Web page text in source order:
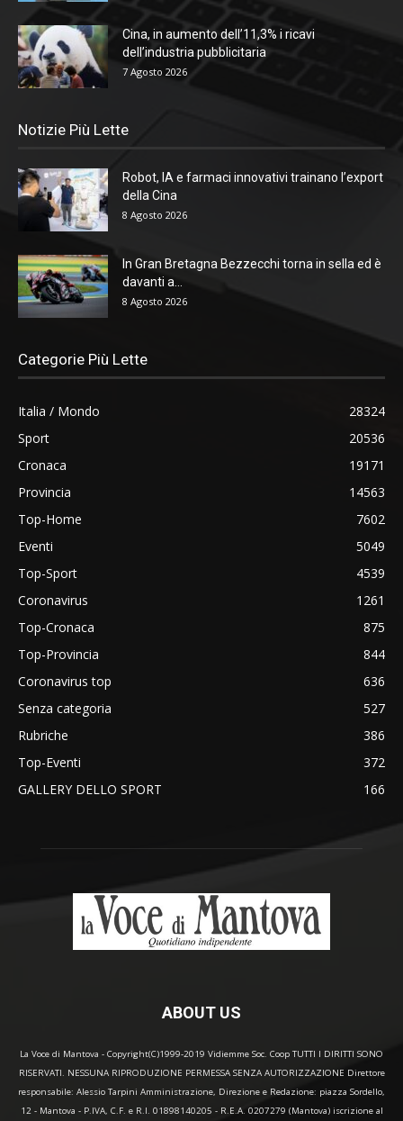
Cina, in aumento dell’11,3% i ricavi
dell’industria pubblicitaria
7 Agosto 2026
Notizie Più Lette
Robot, IA e farmaci innovativi trainano l’export
della Cina
8 Agosto 2026
In Gran Bretagna Bezzecchi torna in sella ed è
davanti a...
8 Agosto 2026
Categorie Più Lette
Italia / Mondo
28324
Sport
20536
Cronaca
19171
Provincia
14563
Top-Home
7602
Eventi
5049
Top-Sport
4539
Coronavirus
1261
Top-Cronaca
875
Top-Provincia
844
Coronavirus top
636
Senza categoria
527
Rubriche
386
Top-Eventi
372
GALLERY DELLO SPORT
166
ABOUT US
La Voce di Mantova - Copyright(C)1999-2019 Vidiemme Soc. Coop TUTTI I DIRITTI SONO
RISERVATI. NESSUNA RIPRODUZIONE PERMESSA SENZA AUTORIZZAZIONE Direttore
responsabile: Alessio Tarpini Amministrazione, Direzione e Redazione: piazza Sordello,
12 - Mantova - P.IVA, C.F. e R.I. 01898140205 - R.E.A. 0207279 (Mantova) iscrizione al